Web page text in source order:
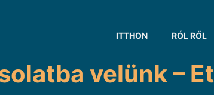
ITTHON RÓL RŐL
velünk –